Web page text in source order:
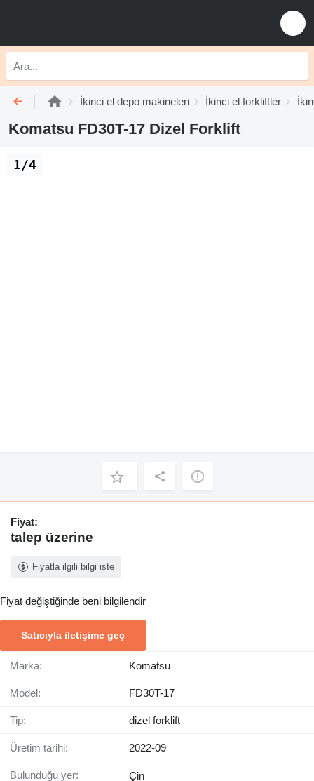
İkinci el depo makineleri İkinci el forkliftler
Komatsu FD30T-17 Dizel Forklift
1/4
Fiyat:
talep üzerine
Fiyatla ilgili bilgi iste
Fiyat değiştiğinde beni bilgilendir
Satıcıyla iletişime geç
Marka: Komatsu
Model: FD30T-17
Tip: dizel forklift
Üretim tarihi: 2022-09
Bulunduğu yer:
Çin